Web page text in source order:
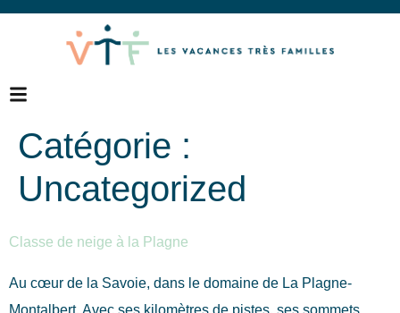
Catégorie :
Uncategorized
Classe de neige à la Plagne
Au cœur de la Savoie, dans le domaine de La Plagne-
Montalbert. Avec ses kilomètres de pistes, ses sommets